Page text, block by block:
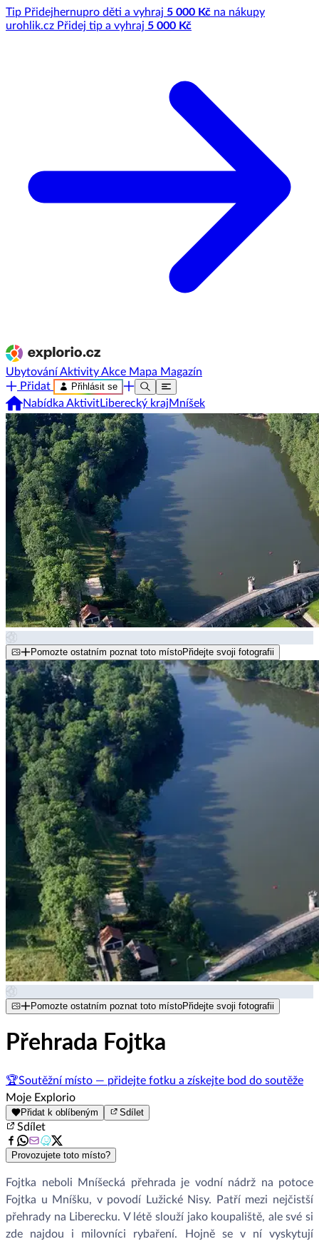
Tip Přidejhernupro děti a vyhraj 5 000 Kč na nákupy
urohlik.cz Přidej tip a vyhraj 5 000 Kč
UbytováníAktivityAkce Mapa Magazín
Přidat
Přihlásit se
Nabídka AktivitLiberecký krajMníšek
Pomozte ostatním poznat toto místoPřidejte svoji fotografii
Pomozte ostatním poznat toto místoPřidejte svoji fotografii
Přehrada Fojtka
🏆Soutěžní místo — přidejte fotku a získejte bod do soutěže
Moje Explorio
Přidat k oblíbeným Sdílet
Sdílet
Provozujete toto místo?
Fojtka neboli Mníšecká přehrada je vodní nádrž na potoce
Fojtka u Mníšku, v povodí Lužické Nisy. Patří mezi nejčistší
přehrady na Liberecku. V létě slouží jako koupaliště, ale své si
zde najdou i milovníci rybaření. Hojně se v ní vyskytují